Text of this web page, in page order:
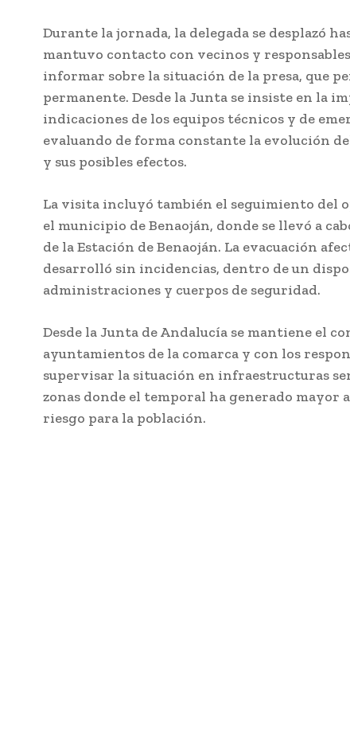
Durante la jornada, la delegada se desplazó
mantuvo contacto con vecinos y
informar sobre la situación de la presa, que
permanente. Desde la Junta se insiste en la
indicaciones de los equipos técnicos y de
evaluando de forma constante la evolución
y sus posibles efectos.
La visita incluyó también el seguimiento del
el municipio de Benaoján, donde se llevó a
de la Estación de Benaoján. La evacuación
desarrolló sin incidencias, dentro de un
administraciones y cuerpos de seguridad.
Desde la Junta de Andalucía se mantiene el
ayuntamientos de la comarca y con los
supervisar la situación en infraestructuras
zonas donde el temporal ha generado mayor
riesgo para la población.